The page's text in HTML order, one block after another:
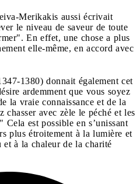
Merikakis aussi écrivait
le niveau de saveur de toute
En effet, une chose a plus
elle-même, en accord avec
1380) donnait également cet
ardemment que vous soyez
la vraie connaissance et de la
chasser avec zèle le péché et les
Cela est possible en s’unissant
plus étroitement à la lumière et
et à la chaleur de la charité